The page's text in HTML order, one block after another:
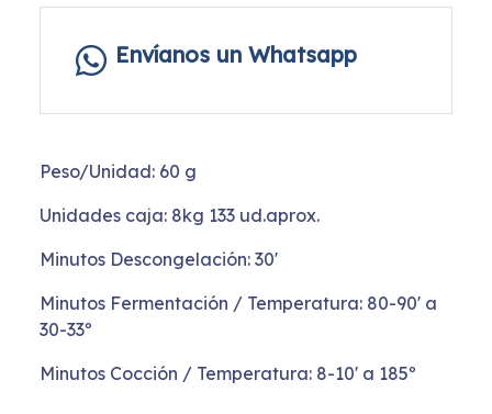
Envíanos un Whatsapp
Peso/Unidad: 60 g
Unidades caja: 8kg 133 ud.aprox.
Minutos Descongelación: 30'
Minutos Fermentación / Temperatura: 80-90' a
30-33º
Minutos Cocción / Temperatura: 8-10' a 185º